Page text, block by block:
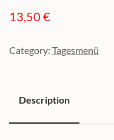
13,50 €
Category: Tagesmenü
Description